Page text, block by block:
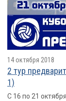
14 октября 2018
2 тур
1)
С 16 по 21